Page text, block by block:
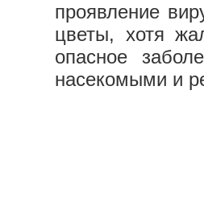
проявление
цветы, хотя
опасное
насекомыми и